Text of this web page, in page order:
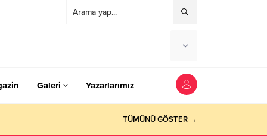
Galeri Yazarlarımız
TÜMÜNÜ GÖSTER →